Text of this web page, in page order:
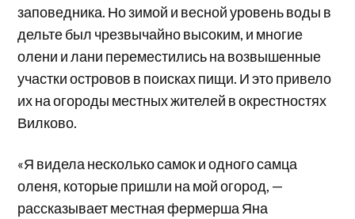
заповедника. Но зимой и весной уровень воды в
дельте был чрезвычайно высоким, и многие
олени и лани переместились на возвышенные
участки островов в поисках пищи. И это привело
их на огороды местных жителей в окрестностях
Вилково.
«Я видела несколько самок и одного самца
оленя, которые пришли на мой огород, —
рассказывает местная фермерша Яна